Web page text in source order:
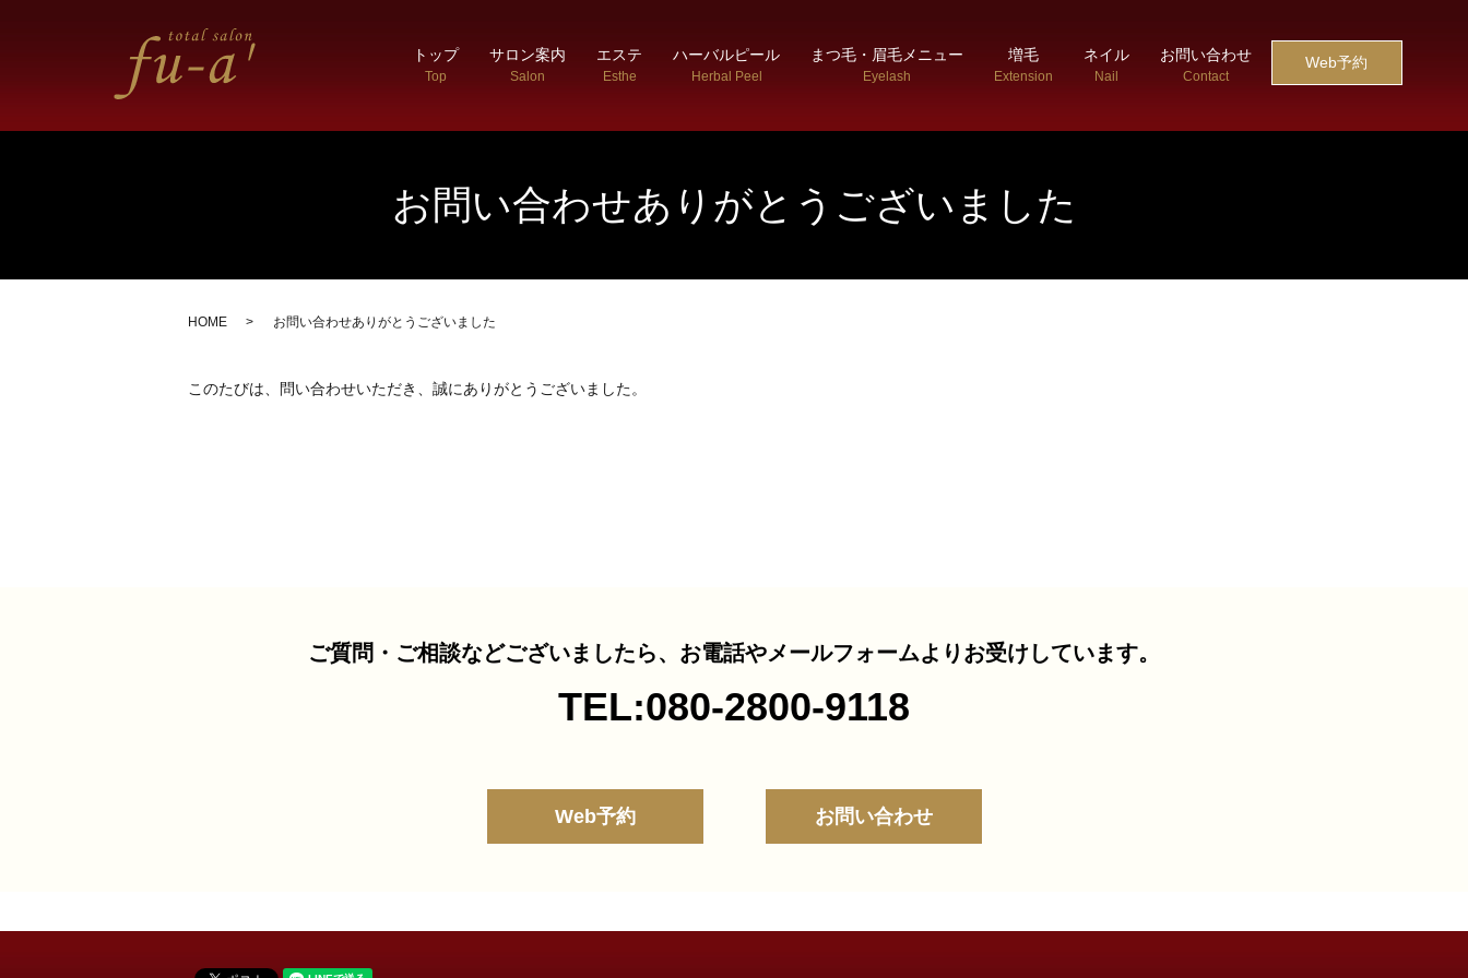
Web予約
トップ
Top
サロン案内
Salon
エステ
Esthe
ハーバルピール
Herbal Peel
まつ毛・眉毛メニュー
Eyelash
増毛
Extension
ネイル
Nail
お問い合わせ
Contact
お問い合わせありがとうございました
HOME お問い合わせありがとうございました
このたびは、問い合わせいただき、誠にありがとうございました。
ご質問・ご相談などございましたら、 お電話やメールフォームよりお受けしています。
TEL:080-2800-9118
Web予約 お問い合わせ